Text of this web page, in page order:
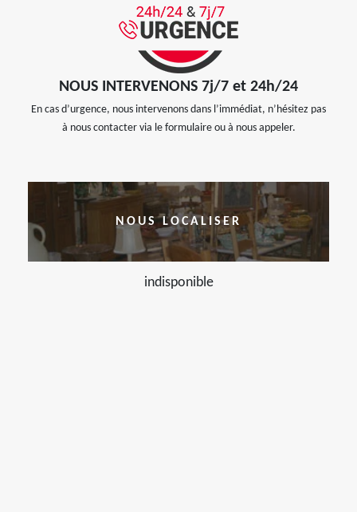
NOUS INTERVENONS 7j/7 et 24h/24
En cas d’urgence, nous intervenons dans l’immédiat, n’hésitez pas
à nous contacter via le formulaire ou à nous appeler.
NOUS LOCALISER
indisponible